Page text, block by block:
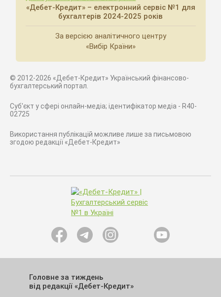
«Дебет-Кредит» – електронний сервіс №1 для
бухгалтерів 2024-2025 років
За версією аналітичного центру
«Вибір Країни»
© 2012-2026 «Дебет-Кредит» Український фінансово-
бухгалтерський портал.
Суб'єкт у сфері онлайн-медіа; ідентифікатор медіа - R40-
02725
Використання публікацій можливе лише за письмовою
згодою редакції «Дебет-Кредит»
Головне за тиждень
від редакції «Дебет-Кредит»